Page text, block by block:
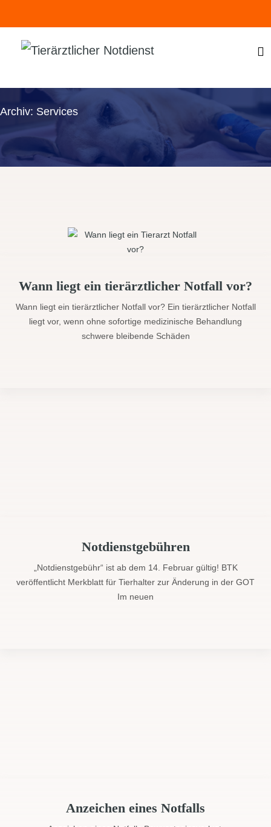
Archiv: Services
Wann liegt ein tierärztlicher Notfall vor?
Wann liegt ein tierärztlicher Notfall vor? Ein tierärztlicher Notfall
liegt vor, wenn ohne sofortige medizinische Behandlung
schwere bleibende Schäden
Notdienstgebühren
„Notdienstgebühr“ ist ab dem 14. Februar gültig! BTK
veröffentlicht Merkblatt für Tierhalter zur Änderung in der GOT
Im neuen
Anzeichen eines Notfalls